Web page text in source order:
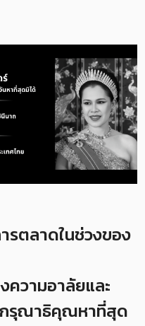
ตลาดในช่วงของ
ความอาลัยและ
กรุณาธิคุณหาที่สุด